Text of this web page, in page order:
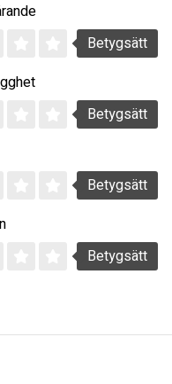
Betygsätt
Betygsätt
Betygsätt
Betygsätt